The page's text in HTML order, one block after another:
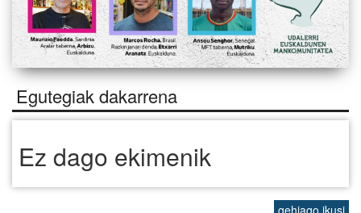
Egutegiak dakarrena
Ez dago ekimenik